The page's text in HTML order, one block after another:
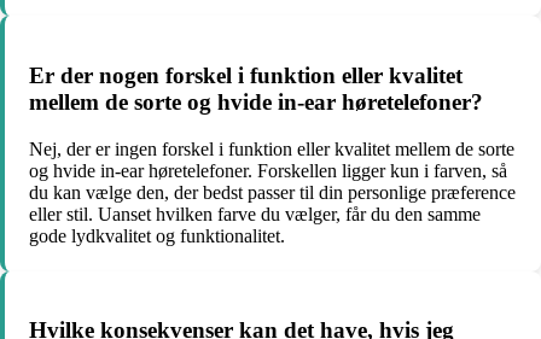
Er der nogen forskel i funktion eller kvalitet
mellem de sorte og hvide in-ear høretelefoner?
Nej, der er ingen forskel i funktion eller kvalitet mellem de sorte
og hvide in-ear høretelefoner. Forskellen ligger kun i farven, så
du kan vælge den, der bedst passer til din personlige præference
eller stil. Uanset hvilken farve du vælger, får du den samme
gode lydkvalitet og funktionalitet.
Hvilke konsekvenser kan det have, hvis jeg